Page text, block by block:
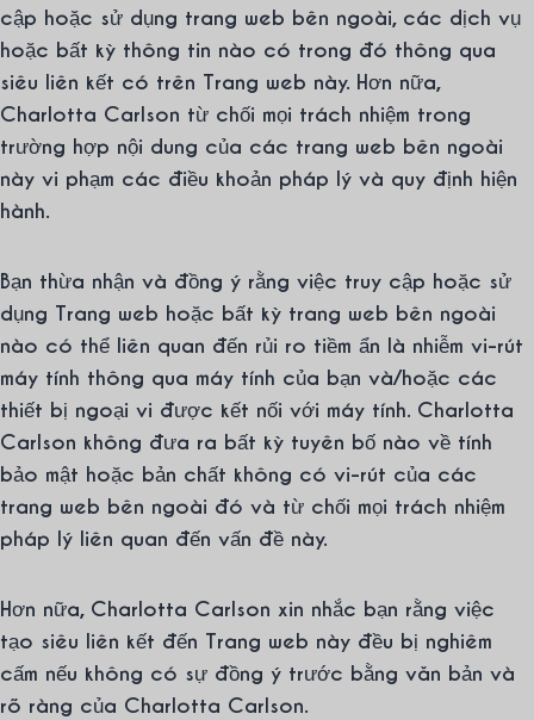
cập hoặc sử dụng trang web bên ngoài, các dịch vụ
hoặc bất kỳ thông tin nào có trong đó thông qua
siêu liên kết có trên Trang web này. Hơn nữa,
Charlotta Carlson từ chối mọi trách nhiệm trong
trường hợp nội dung của các trang web bên ngoài
này vi phạm các điều khoản pháp lý và quy định hiện
hành.
Bạn thừa nhận và đồng ý rằng việc truy cập hoặc sử
dụng Trang web hoặc bất kỳ trang web bên ngoài
nào có thể liên quan đến rủi ro tiềm ẩn là nhiễm vi-rút
máy tính thông qua máy tính của bạn và/hoặc các
thiết bị ngoại vi được kết nối với máy tính. Charlotta
Carlson không đưa ra bất kỳ tuyên bố nào về tính
bảo mật hoặc bản chất không có vi-rút của các
trang web bên ngoài đó và từ chối mọi trách nhiệm
pháp lý liên quan đến vấn đề này.
Hơn nữa, Charlotta Carlson xin nhắc bạn rằng việc
tạo siêu liên kết đến Trang web này đều bị nghiêm
cấm nếu không có sự đồng ý trước bằng văn bản và
rõ ràng của Charlotta Carlson.